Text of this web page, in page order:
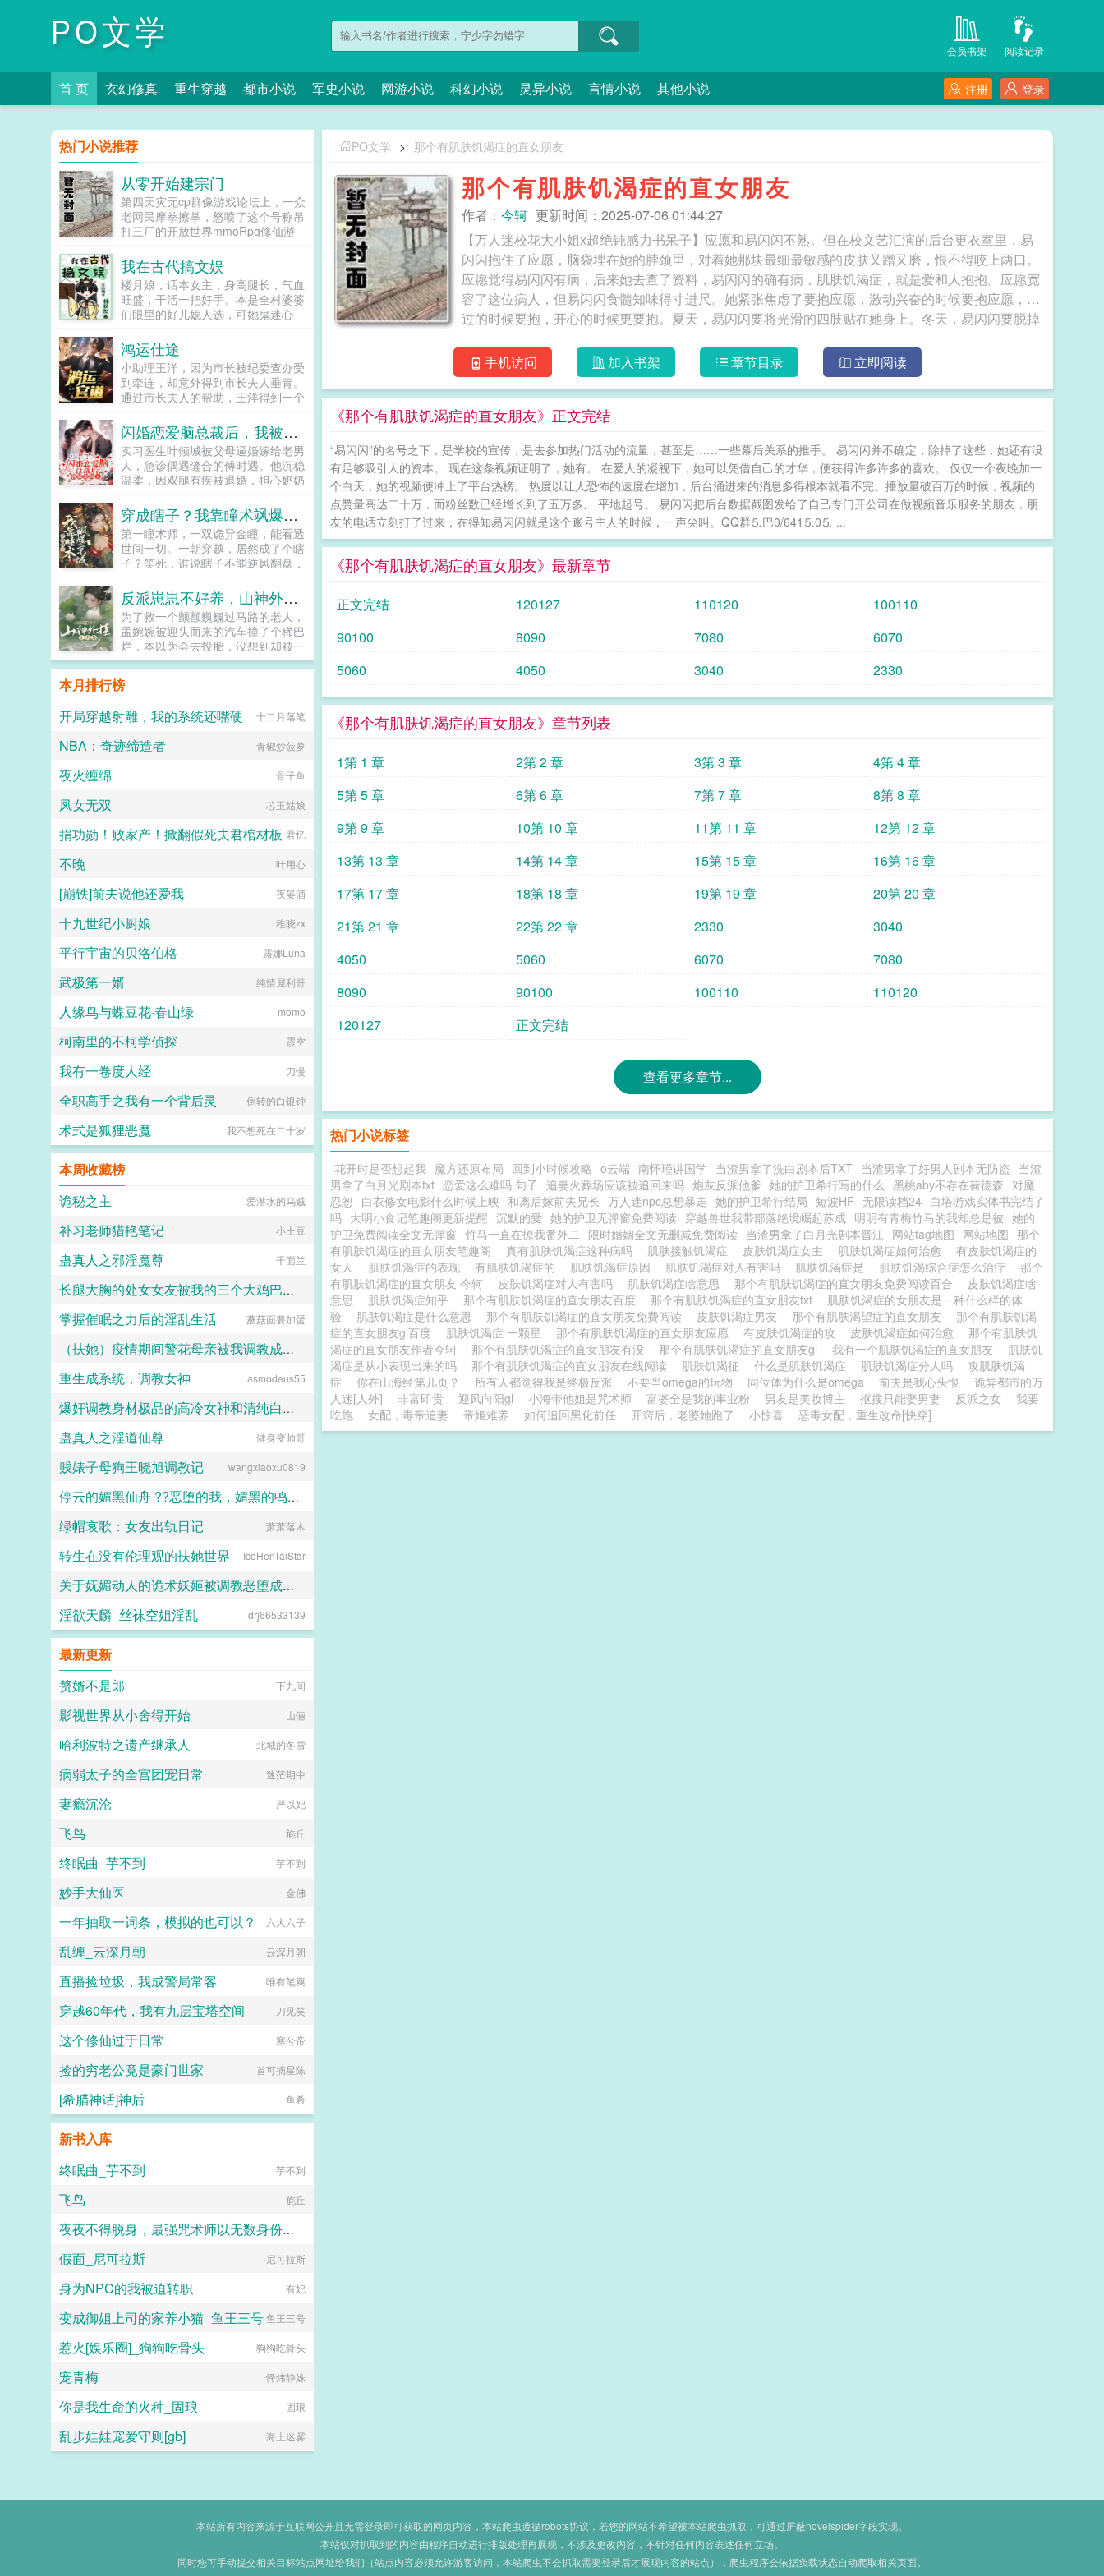
PO文学 阅读记录
会员书架
首 页 玄幻修真 重生穿越 都市小说 军史小说 网游小说 科幻小说 灵异小说 言情小说 其他小说 登录
注册
PO文学 > 那个有肌肤饥渴症的直女朋友
那个有肌肤饥渴症的直女朋友
作者： 今轲 更新时间：2025-07-06 01:44:27
【万人迷校花大小姐x超绝钝感力书呆子】应愿和易闪闪不熟。但在校文艺汇演的后台更衣室里，易
闪闪抱住了应愿，脑袋埋在她的脖颈里，对着她那块最细最敏感的皮肤又蹭又磨，恨不得咬上两口。
应愿觉得易闪闪有病，后来她去查了资料，易闪闪的确有病，肌肤饥渴症，就是爱和人抱抱。应愿宽
容了这位病人，但易闪闪食髓知味得寸进尺。她紧张焦虑了要抱应愿，激动兴奋的时候要抱应愿，难
过的时候要抱，开心的时候更要抱。夏天，易闪闪要将光滑的四肢贴在她身上。冬天，易闪闪要脱掉
有一天，有人当着易闪闪的面，替应愿出了柜。quot;喂，你不知道吗？我们应愿可是个小姬崽。她喜
欢女孩子，但她非常地洁身自好，平时换衣服要避着人，走路上连挽个胳膊都不可以。quot;易闪闪看
了过来，细长漂亮的眼睛像狐狸，眼里又含着淬了冰一样的冷意。应愿低下了头，心想，这样也好，
知道她喜欢女生，易闪闪得怕她，恨她，暗暗骂她占了她的便宜。总不会再纠缠着她了。可转过一个
别人误会，随便我碰怎么不怕我误会？quot;应愿：quot;……quot;易闪闪：quot;别人是有可能发展成
恋爱关系的对象，我是丝毫激不起你感觉的普通朋友咯？quot;应愿：quot;……quot;应愿叹了口气。
敏感又迟钝，大胆又好胜，真是麻烦的直女。预收《高冷姐怎么又脸红了》全女恋综，cp大乱炖，感
兴趣的可以点进专栏收藏一下~本文小贴士：1，1v1小甜饼，不会写太长2，互攻3，双方都没谈过，
只谈对方 那个有肌肤饥渴症的直女朋友
手机访问 加入书架 章节目录 立即阅读
《那个有肌肤饥渴症的直女朋友》正文完结
“易闪闪”的名号之下，是学校的宣传，是去参加热门活动的流量，甚至是……一些幕后关系的推手。 易闪闪并不确定，除掉了这些，她还有没
有足够吸引人的资本。 现在这条视频证明了，她有。 在爱人的凝视下，她可以凭借自己的才华，便获得许多许多的喜欢。 仅仅一个夜晚加一
个白天，她的视频便冲上了平台热榜。 热度以让人恐怖的速度在增加，后台涌进来的消息多得根本就看不完。播放量破百万的时候，视频的
点赞量高达二十万，而粉丝数已经增长到了五万多。 平地起号。 易闪闪把后台数据截图发给了自己专门开公司在做视频音乐服务的朋友，朋
友的电话立刻打了过来，在得知易闪闪就是这个账号主人的时候，一声尖叫。QQ群⒌巴0/641⒌0⒌ ...
《那个有肌肤饥渴症的直女朋友》最新章节
正文完结 120127 110120
100110
90100
8090 7080
6070
5060
4050 3040 2330
《那个有肌肤饥渴症的直女朋友》章节列表
1第 1 章 2第 2 章 3第 3 章
4第 4 章
5第 5 章
6第 6 章 7第 7 章
8第 8 章
9第 9 章
10第 10 章 11第 11 章
12第 12 章
13第 13 章
14第 14 章 15第 15 章
16第 16 章
17第 17 章
18第 18 章 19第 19 章
20第 20 章
21第 21 章
22第 22 章 2330
3040
4050
5060 6070
7080
8090
90100 100110
110120
120127
正文完结
查看更多章节...
热门小说标签
花开时是否想起我 魔方还原布局 回到小时候攻略 o云端 南怀瑾讲国学 当渣男拿了洗白剧本后TXT 当渣男拿了好男人剧本无防盗 当渣
男拿了白月光剧本txt 恋爱这么难吗 句子 追妻火葬场应该被追回来吗 炮灰反派他爹 她的护卫希行写的什么 黑桃aby不存在荷德森 对魔
忍怱 白衣修女电影什么时候上映 和离后嫁前夫兄长 万人迷npc总想暴走 她的护卫希行结局 短波HF 无限读档24 白塔游戏实体书完结了
吗 大明小食记笔趣阁更新提醒 沉默的愛 她的护卫无弹窗免费阅读 穿越兽世我带部落绝境崛起苏成 明明有青梅竹马的我却总是被 她的
护卫免费阅读全文无弹窗 竹马一直在撩我番外二 限时婚姻全文无删减免费阅读 当渣男拿了白月光剧本晋江 网站tag地图 网站地图 那个
有肌肤饥渴症的直女朋友笔趣阁
真有肌肤饥渴症这种病吗 肌肤接触饥渴症 皮肤饥渴症女主 肌肤饥渴症如何治愈
有皮肤饥渴症的
女人
肌肤饥渴症的表现 有肌肤饥渴症的 肌肤饥渴症原因 肌肤饥渴症对人有害吗 肌肤饥渴症是 肌肤饥渴综合症怎么治疗
那个
有肌肤饥渴症的直女朋友 今轲
皮肤饥渴症对人有害吗 肌肤饥渴症啥意思 那个有肌肤饥渴症的直女朋友免费阅读百合
皮肤饥渴症啥
意思
肌肤饥渴症知乎 那个有肌肤饥渴症的直女朋友百度 那个有肌肤饥渴症的直女朋友txt
肌肤饥渴症的女朋友是一种什么样的体
验
肌肤饥渴症是什么意思 那个有肌肤饥渴症的直女朋友免费阅读 皮肤饥渴症男友 那个有肌肤渴望症的直女朋友
那个有肌肤饥渴
症的直女朋友gl百度
肌肤饥渴症 一颗星 那个有肌肤饥渴症的直女朋友应愿 有皮肤饥渴症的攻 皮肤饥渴症如何治愈
那个有肌肤饥
渴症的直女朋友作者今轲
那个有肌肤饥渴症的直女朋友有没 那个有肌肤饥渴症的直女朋友gl 我有一个肌肤饥渴症的直女朋友
肌肤饥
渴症是从小表现出来的吗
那个有肌肤饥渴症的直女朋友在线阅读 肌肤饥渴征 什么是肌肤饥渴症 肌肤饥渴症分人吗
攻肌肤饥渴
症
你在山海经第几页？ 所有人都觉得我是终极反派 不要当omega的玩物 同位体为什么是omega 前夫是我心头恨
诡异都市的万
人迷[人外]
非富即贵 迎风向阳gl 小海带他姐是咒术师 富婆全是我的事业粉 男友是美妆博主 抠搜只能娶男妻 反派之女
我要
吃饱
女配，毒帝追妻 帝姬难养 如何追回黑化前任 开窍后，老婆她跑了 小惊喜 恶毒女配，重生改命[快穿]
热门小说推荐
从零开始建宗门
第四天灾无cp群像游戏论坛上，一众
老网民摩拳擦掌，怒喷了这个号称吊
打三厂的开放世界mmoRpg修仙游
它比起来还真特么是弟弟！那波澜壮
阔的异世天地，海内十洲海外三岛，
宏大到令人头晕目眩的地图。瑰丽的
仙侠神话，神仙鬼怪异兽妖魔还有一
个饱含无数玩家心血从零建立起来的
门为什么号称天下第一修仙宗门啊？
可能因为人多？重开二周目的方羡鱼
面带慈祥地看着一众自我pua能力良
好的韭菜（划掉）玩家，心满意足，
萌新看了眼实时在线人数5oo万，迷
茫地挠了挠头。你管一个至少五百万
人的组织叫修仙宗门？书友群
974199522（群里有角色表可以填
欢迎大家来玩哦）...
我在古代搞文娱
楼月娘，话本女主，身高腿长，气血
旺盛，干活一把好手。本是全村婆婆
们眼里的好儿媳人选，可她鬼迷心
辛苦挖野菜，供养小白脸，可小白脸
上岸第一剑，先斩供养人。楼欣月，
刚失业的文娱小编，提桶回老家，本
打算大展身手搞副业。谁知穿成了话
本里挖野菜养小白脸的苦情女！诶，
香吗！嘿嘿，一不留神，搞大了凡有
井水处，皆知欣月大魏野史...
鸿运仕途
小助理王洋，因为市长被纪委查办受
到牵连，却意外得到市长夫人垂青。
通过市长夫人的帮助，王洋得到一个
密。从此，王洋官运亨通，红颜不
断，从小助理一路扶摇而上，直入云
霄！...
闪婚恋爱脑总裁后，我被宠疯了
实习医生叶倾城被父母逼婚嫁给老男
人，急诊偶遇缝合的傅时遇。他沉稳
温柔，因双腿有疾被退婚，担心奶奶
敢说她可以。闪婚后，看似郁郁寡欢
的傅先生实则是位宠妻达人。发烧摔
倒时，助理傅先生，我抱吧。傅时遇
我抱。被病人骚扰时，助理傅先生，
做点什么吗？傅时遇黑巷伺候。被暗
叶小姐结婚的消息告诉他吗？傅时遇
我不阻止她奔向更好的人，因为她值
得。叶倾城大叔，可我喜欢得人是
你。双向奔赴双向救赎的先婚后爱
文。...
穿成瞎子？我靠瞳术飒爆京城
第一瞳术师，一双诡异金瞳，能看透
世间一切。一朝穿越，居然成了个瞎
子？笑死，谁说瞎子不能逆风翻盘，
看她翻手为云覆手为雨，不论是抛弃
原主的未婚夫，还是弄瞎原主双眼的
渣男，通通不是她的对手！沈清瞳神
挡杀神，佛挡杀佛。本以为与永安王
之间的婚事不过是一场互利互惠的交
易，却不想，传闻中，冷漠不近人情
的王爷，却对她一往情深沈清瞳想做
我夫君，三从四德了解一下？顾清之
为了夫人，立刻去进修男德！...
反派崽崽不好养，山神外挂上大分
为了救一个颤颤巍巍过马路的老人，
孟婉婉被迎头而来的汽车撞了个稀巴
烂，本以为会去投胎，没想到却被一
本山神手册救下，只要完成山神手册
的委托，她就能再活第二次！看着眼
前三个瘦骨伶仃的崽子，再想到他们
的结局，孟婉婉握拳干了！...
本月排行榜
开局穿越射雕，我的系统还嘴硬
十二月落笔
NBA：奇迹缔造者 青椒炒菠萝
夜火缠绵 骨子鱼
凤女无双 芯玉姑娘
捐功勋！败家产！掀翻假死夫君棺材板 君忆
不晚 叶用心
[崩铁]前夫说他还爱我 夜晏酒
十九世纪小厨娘 稚晓zx
平行宇宙的贝洛伯格 露娜Luna
武极第一婿 纯情犀利哥
人缘鸟与蝶豆花·春山绿 momo
柯南里的不柯学侦探 霞空
我有一卷度人经 刀慢
全职高手之我有一个背后灵 倒转的白银钟
术式是狐狸恶魔 我不想死在二十岁
本周收藏榜
诡秘之主
爱潜水的乌贼
补习老师猎艳笔记 小土豆
蛊真人之邪淫魔尊 千面兰
长腿大胸的处女女友被我的三个大鸡巴室友轮番调教，狠狠灌精直到怀孕
158330
掌握催眠之力后的淫乱生活 蘑菇面要加蛋
（扶她）疫情期间警花母亲被我调教成三洞全开的肉便器母狗
霜染official
重生成系统，调教女神 asmodeus55
爆奸调教身材极品的高冷女神和清纯白袜甜妹留学生，射满她们的鞋柜里的高跟鞋和小皮鞋
ni1l
蛊真人之淫道仙尊 健身变帅哥
贱婊子母狗王晓旭调教记 wangxiaoxu0819
停云的媚黑仙舟 ??恶堕的我，媚黑的鸣火首席以及仙舟??
露露
绿帽哀歌：女友出轨日记 萧萧落木
转生在没有伦理观的扶她世界 IceHenTaiStar
关于妩媚动人的诡术妖姬被调教恶堕成媚黑母猪乐芙兰的这档子事
F心R
淫欲天麟_丝袜空姐淫乱 drj66533139
最新更新
赘婿不是郎
下九间
影视世界从小舍得开始 山俪
哈利波特之遗产继承人 北城的冬雪
病弱太子的全宫团宠日常 迷茫期中
妻瘾沉沦 严以妃
飞鸟 旄丘
终眠曲_芋不到 芋不到
妙手大仙医 金佛
一年抽取一词条，模拟的也可以？ 六大六子
乱缠_云深月朝 云深月朝
直播捡垃圾，我成警局常客 唯有笔爽
穿越60年代，我有九层宝塔空间 刀见笑
这个修仙过于日常 寒兮帝
捡的穷老公竟是豪门世家 首可摘星陈
[希腊神话]神后 鱼希
新书入库
终眠曲_芋不到
芋不到
飞鸟 旄丘
夜夜不得脱身，最强咒术师以无数身份向我靠近
烤橙
假面_尼可拉斯 尼可拉斯
身为NPC的我被迫转职 有妃
变成御姐上司的家养小猫_鱼王三号鱼王三号
惹火[娱乐圈]_狗狗吃骨头 狗狗吃骨头
宠青梅 怿炜静姝
你是我生命的火种_固琅 固琅
乱步娃娃宠爱守则[gb] 海上迷雾
本站所有内容来源于互联网公开且无需登录即可获取的网页内容，本站爬虫遵循robots协议，若您的网站不希望被本站爬虫抓取，可通过屏蔽novelspider字段实现。
本站仅对抓取到的内容由程序自动进行排版处理再展现，不涉及更改内容，不针对任何内容表述任何立场。
同时您可手动提交相关目标站点网址给我们（站点内容必须允许游客访问，本站爬虫不会抓取需要登录后才展现内容的站点），爬虫程序会依据负载状态自动爬取相关页面。